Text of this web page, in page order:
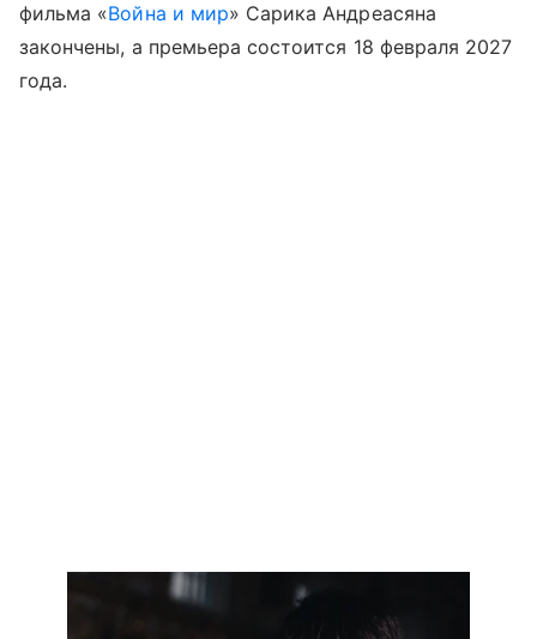
фильма «Война и мир» Сарика Андреасяна
закончены, а премьера состоится 18 февраля 2027
года.